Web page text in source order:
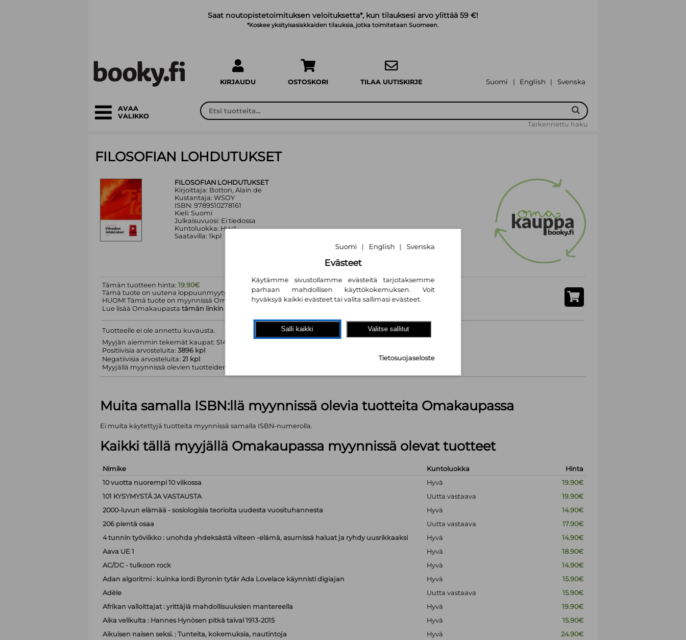
Saat noutopistetoimituksen veloituksetta*, kun tilauksesi arvo ylittää 59 €!
*Koskee yksityisasiakkaiden tilauksia, jotka toimitetaan Suomeen.
KIRJAUDU OSTOSKORI TILAA UUTISKIRJE Suomi | English | Svenska
AVAA
VALIKKO
Tarkennettu haku
FILOSOFIAN LOHDUTUKSET
FILOSOFIAN LOHDUTUKSET
Kirjoittaja: Botton, Alain de
Kustantaja: WSOY
ISBN: 9789510278161
Kieli: Suomi
Julkaisuvuosi: Ei tiedossa
Kuntoluokka: Hyvä
Saatavilla: 1kpl
Tämän tuotteen hinta: 19.90€
Tämä tuote on uutena loppuunmyyty.
HUOM! Tämä tuote on myynnissä Omakaupassa
Lue lisää Omakaupasta tämän linkin
Tuotteelle ei ole annettu kuvausta.
Myyjän aiemmin tekemät kaupat: 5143 kpl
Positiivisia arvosteluita: 3896 kpl
Negatiivisia arvosteluita: 21 kpl
Myyjällä myynnissä olevien tuotteiden määrä (kts. alla): 1499 kpl
Muita samalla ISBN:llä myynnissä olevia tuotteita Omakaupassa
Ei muita käytettyjä tuotteita myynnissä samalla ISBN-numerolla.
Kaikki tällä myyjällä Omakaupassa myynnissä olevat tuotteet
Nimike Kuntoluokka
Hinta
10 vuotta nuorempi 10 viikossa
Hyvä
19.90€
101 KYSYMYSTÄ JA VASTAUSTA
Uutta vastaava
19.90€
2000-luvun elämää - sosiologisia teorioita uudesta vuosituhannesta
Hyvä
14.90€
206 pientä osaa
Uutta vastaava
17.90€
4 tunnin työviikko : unohda yhdeksästä viiteen -elämä, asumissä haluat ja ryhdy uusrikkaaksi
Hyvä
14.90€
Aava UE 1
Hyvä
18.90€
AC/DC - tulkoon rock
Hyvä
14.90€
Adan algoritmi : kuinka lordi Byronin tytär Ada Lovelace käynnisti digiajan
Hyvä
15.90€
Adèle
Uutta vastaava
15.90€
Afrikan valloittajat : yrittäjiä mahdollisuuksien mantereella
Hyvä
19.90€
Aika velikulta : Hannes Hynösen pitkä taival 1913-2015
Hyvä
15.90€
Aikuisen naisen seksi. : Tunteita, kokemuksia, nautintoja
Hyvä
24.90€
Suomi | English | Svenska
Evästeet
Käytämme sivustollamme evästeitä tarjotaksemme
parhaan mahdollisen käyttökokemuksen. Voit
hyväksyä kaikki evästeet tai valita sallimasi evästeet.
Salli kaikki Valitse sallitut
Tietosuojaseloste